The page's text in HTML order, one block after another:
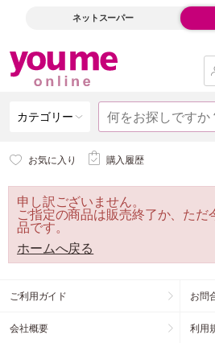
ネットスーパー
カテゴリー
お気に入り 購入履歴
申し訳ございません。
ご指定の商品は販売終了か、ただ
品です。
ホームへ戻る
ご利用ガイド お問
会社概要 利用